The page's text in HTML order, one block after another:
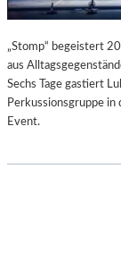
„Stomp“ begeistert
aus
Sechs Tage gastiert
Perkussionsgruppe in
Event.